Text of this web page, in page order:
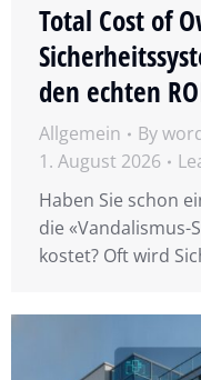
Total Cost of
den echten
Allgemein By
1. August 2026
Haben Sie schon
die «Vandalismus-
kostet? Oft wird